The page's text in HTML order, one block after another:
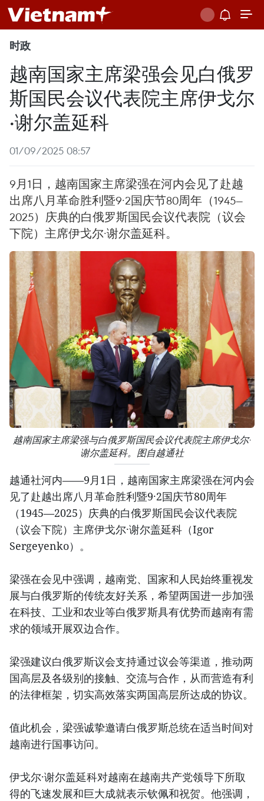
时政
越南国家主席梁强会见白俄罗
斯国民会议代表院主席伊戈尔
·谢尔盖延科
01/09/2025 08:57
9月1日，越南国家主席梁强在河内会见了赴越
出席八月革命胜利暨9·2国庆节80周年（1945—
2025）庆典的白俄罗斯国民会议代表院（议会
下院）主席伊戈尔·谢尔盖延科。
越南国家主席梁强与白俄罗斯国民会议代表院主席伊戈尔·
谢尔盖延科。图自越通社
越通社河内——9月1日，越南国家主席梁强在河内会
见了赴越出席八月革命胜利暨9·2国庆节80周年
（1945—2025）庆典的白俄罗斯国民会议代表院
（议会下院）主席伊戈尔·谢尔盖延科（Igor
Sergeyenko）。
梁强在会见中强调，越南党、国家和人民始终重视发
展与白俄罗斯的传统友好关系，希望两国进一步加强
在科技、工业和农业等白俄罗斯具有优势而越南有需
求的领域开展双边合作。
梁强建议白俄罗斯议会支持通过议会等渠道，推动两
国高层及各级别的接触、交流与合作，从而营造有利
的法律框架，切实高效落实两国高层所达成的协议。
值此机会，梁强诚挚邀请白俄罗斯总统在适当时间对
越南进行国事访问。
伊戈尔·谢尔盖延科对越南在越南共产党领导下所取
得的飞速发展和巨大成就表示钦佩和祝贺。他强调，